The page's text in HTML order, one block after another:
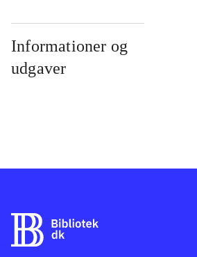
Informationer og
udgaver